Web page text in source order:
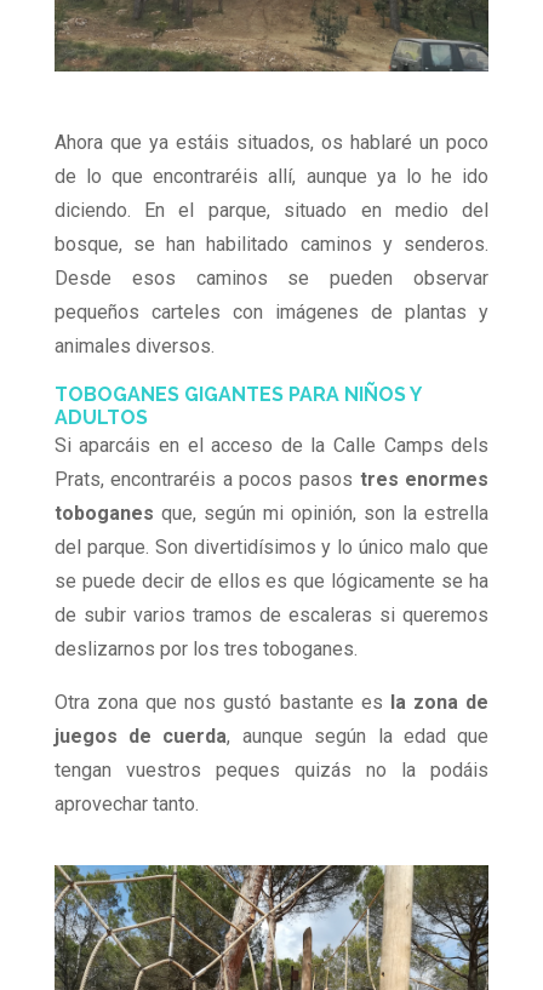
Ahora que ya estáis situados, os hablaré un poco
de lo que encontraréis allí, aunque ya lo he ido
diciendo. En el parque, situado en medio del
bosque, se han habilitado caminos y senderos.
Desde esos caminos se pueden observar
pequeños carteles con imágenes de plantas y
animales diversos.
TOBOGANES GIGANTES PARA NIÑOS Y
ADULTOS
Si aparcáis en el acceso de la Calle Camps dels
Prats, encontraréis a pocos pasos tres enormes
toboganes que, según mi opinión, son la estrella
del parque. Son divertidísimos y lo único malo que
se puede decir de ellos es que lógicamente se ha
de subir varios tramos de escaleras si queremos
deslizarnos por los tres toboganes.
Otra zona que nos gustó bastante es la zona de
juegos de cuerda, aunque según la edad que
tengan vuestros peques quizás no la podáis
aprovechar tanto.